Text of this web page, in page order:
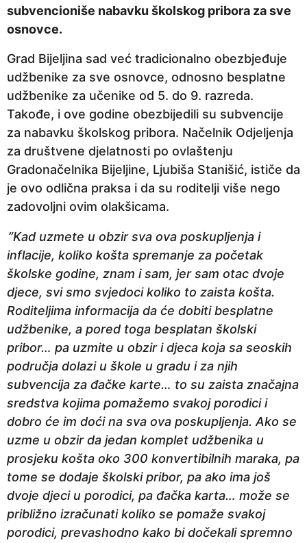
g
o
d
i
n
e
p
r
i
e
subvencioniše nabavku školskog pribora za sve
osnovce.
Grad Bijeljina sad već tradicionalno obezbjeđuje
udžbenike za sve osnovce, odnosno besplatne
udžbenike za učenike od 5. do 9. razreda.
Takođe, i ove godine obezbijedili su subvencije
za nabavku školskog pribora. Načelnik Odjeljenja
za društvene djelatnosti po ovlaštenju
Gradonačelnika Bijeljine, Ljubiša Stanišić, ističe da
je ovo odlična praksa i da su roditelji više nego
zadovoljni ovim olakšicama.
”Kad uzmete u obzir sva ova poskupljenja i
inflacije, koliko košta spremanje za početak
školske godine, znam i sam, jer sam otac dvoje
djece, svi smo svjedoci koliko to zaista košta.
Roditeljima informacija da će dobiti besplatne
udžbenike, a pored toga besplatan školski
pribor… pa uzmite u obzir i djeca koja sa seoskih
područja dolazi u škole u gradu i za njih
subvencija za đačke karte… to su zaista značajna
sredstva kojima pomažemo svakoj porodici i
dobro će im doći na sva ova poskupljenja. Ako se
uzme u obzir da jedan komplet udžbenika u
prosjeku košta oko 300 konvertibilnih maraka, pa
tome se dodaje školski pribor, pa ako ima još
dvoje djeci u porodici, pa đačka karta… može se
približno izračunati koliko se pomaže svakoj
porodici, prevashodno kako bi dočekali spremno